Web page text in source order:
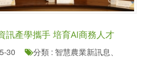
訊產學攜手 培育AI商務人才
30
分類 : 智慧農業新訊息、